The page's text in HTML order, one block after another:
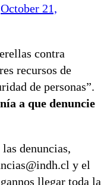
October 21,
contra
recursos de
de personas”.
a que denuncie
denuncias,
y el
llegar toda la